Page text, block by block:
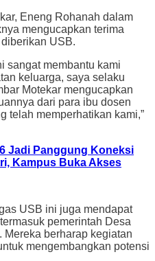
Eneng Rohanah dalam
mengucapkan terima
USB.
sangat membantu kami
keluarga, saya selaku
Motekar mengucapkan
dari para ibu dosen
telah memperhatikan kami,”
Jadi Panggung Koneksi
Kampus Buka Akses
USB ini juga mendapat
pemerintah Desa
berharap kegiatan
mengembangkan potensi